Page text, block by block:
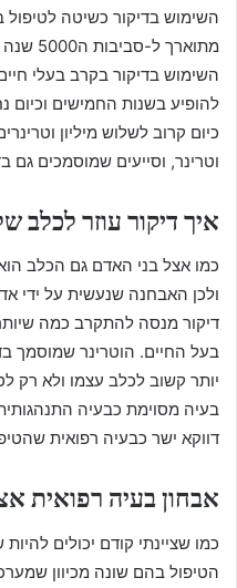
השימוש בדיקור כשיטה לטיפול
השימוש בדיקור בקרב בעלי
להופיע בשנות החמישים וכיום
כיום קרוב לשלוש מיליון
וטרינר, וסייעים שמוסמכים גם
איך דיקור עוזר לכלב
כמו אצל בני האדם גם הכלב
ולכן האבחנה שנעשית על ידי
דיקור מנסה להתקרב כמה
בעל החיים. הוטרינר שמוסמך
יותר קשוב לכלב עצמו ולא רק
בעיה מסוימת כבעיה
דווקא ישר כבעיה רפואית
אבחון בעיה רפואית
כמו שציינתי קודם יכולים
הטיפול בהם שונה מכיוון